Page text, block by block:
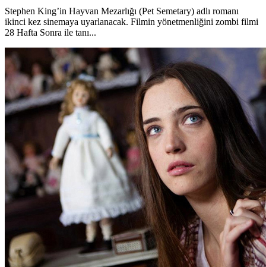
Stephen King’in Hayvan Mezarlığı (Pet Semetary) adlı romanı
ikinci kez sinemaya uyarlanacak. Filmin yönetmenliğini zombi filmi
28 Hafta Sonra ile tanı...